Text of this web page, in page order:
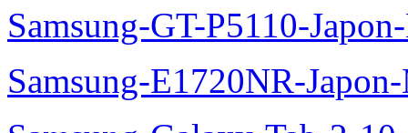
Samsung-GT-P5110-
Samsung-E1720NR-